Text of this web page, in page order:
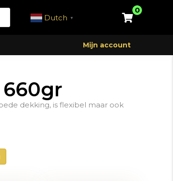
Dutch ▼
0
Mijn account
660gr
dekking, is flexibel maar ook